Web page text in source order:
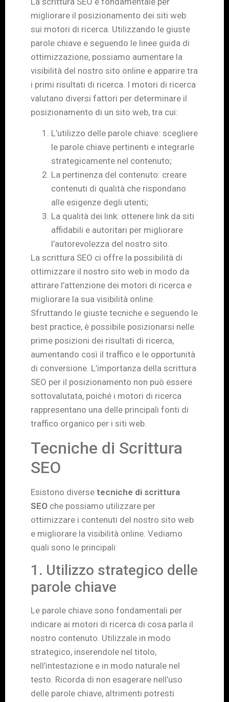
migliorare il posizionamento dei siti web
sui motori di ricerca. Utilizzando le giuste
parole chiave e seguendo le linee guida di
ottimizzazione, possiamo aumentare la
visibilità del nostro sito online e apparire tra
i primi risultati di ricerca. I motori di ricerca
valutano diversi fattori per determinare il
posizionamento di un sito web, tra cui:
L’utilizzo delle parole chiave: scegliere
le parole chiave pertinenti e integrarle
strategicamente nel contenuto;
La pertinenza del contenuto: creare
contenuti di qualità che rispondano
alle esigenze degli utenti;
La qualità dei link: ottenere link da siti
affidabili e autoritari per migliorare
l’autorevolezza del nostro sito.
La scrittura SEO ci offre la possibilità di
ottimizzare il nostro sito web in modo da
attirare l’attenzione dei motori di ricerca e
migliorare la sua visibilità online.
Sfruttando le giuste tecniche e seguendo le
best practice, è possibile posizionarsi nelle
prime posizioni dei risultati di ricerca,
aumentando così il traffico e le opportunità
di conversione. L’importanza della scrittura
SEO per il posizionamento non può essere
sottovalutata, poiché i motori di ricerca
rappresentano una delle principali fonti di
traffico organico per i siti web.
Tecniche di Scrittura
SEO
Esistono diverse tecniche di scrittura
SEO che possiamo utilizzare per
ottimizzare i contenuti del nostro sito web
e migliorare la visibilità online. Vediamo
quali sono le principali:
1. Utilizzo strategico delle
parole chiave
Le parole chiave sono fondamentali per
indicare ai motori di ricerca di cosa parla il
nostro contenuto. Utilizzale in modo
strategico, inserendole nel titolo,
nell’intestazione e in modo naturale nel
testo. Ricorda di non esagerare nell’uso
delle parole chiave, altrimenti potresti